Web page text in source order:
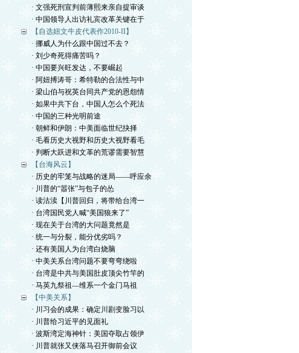
· 文强死刑宣判前薄熙来亲自提审谈
· 中国领导人出访礼宾改革关键在于
【自选妞文牛皮代表作2010-II】
· 挪威人为什么跟中国过不去？
· 刘少奇死得痛苦吗？
· 中国要兴旺发达，不要崛起
· 阿妞搏涛哥：希特勒的合法性与中
· 梁山伯与祝英台同共产党的恩怨情
· 如果中共下台，中国人怎么个死法
· 中国的三种光明前途
· 朝鲜和伊朗：中美面临世纪抉择
· 毛看历史大视野和历史大视野看毛
· 判断大跃进和文革的荒谬需要智慧
【台海风云】
· 历史的牢笼与战略的迷局——呼应余
· 川普的“嚣张”与包子的怂
· 读沽渎【川普回归，将带给台湾一
· 台湾国民党人喊“美国狼来了”
· 现在关于台湾的大问题竟然是
· 统一与分裂，能分优劣吗？
· 还有美国人为台湾白烧脑
· 中美关系台湾问题不要弯弯绕啦
· 台湾是中共与美国肚皮顶尖竹竿的
· 马英九祭祖—维系一个金门马祖
【中美关系】
· 川习会的成果：确定川剧变脸习以
· 川普给习近平的见面礼
· 波斯湾定海神针：美国夺取占领伊
· 川普就张又侠落马召开御前会议